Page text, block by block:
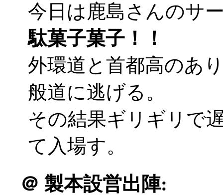
今日は鹿島さんのサ
駄菓子菓子！！
外環道と首都高のあ
般道に逃げる。
その結果ギリギリで
て入場す。
＠ 製本設営出陣: